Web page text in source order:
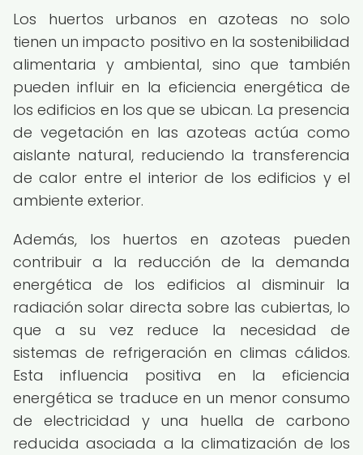
Los huertos urbanos en azoteas no solo
tienen un impacto positivo en la sostenibilidad
alimentaria y ambiental, sino que también
pueden influir en la eficiencia energética de
los edificios en los que se ubican. La presencia
de vegetación en las azoteas actúa como
aislante natural, reduciendo la transferencia
de calor entre el interior de los edificios y el
ambiente exterior.
Además, los huertos en azoteas pueden
contribuir a la reducción de la demanda
energética de los edificios al disminuir la
radiación solar directa sobre las cubiertas, lo
que a su vez reduce la necesidad de
sistemas de refrigeración en climas cálidos.
Esta influencia positiva en la eficiencia
energética se traduce en un menor consumo
de electricidad y una huella de carbono
reducida asociada a la climatización de los